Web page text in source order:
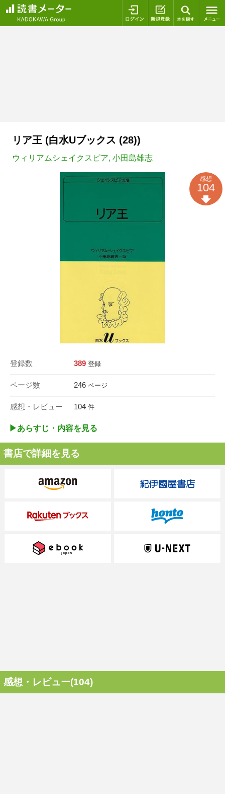
ログイン 新規登録
リア王 (白水Uブックス (28))
ウィリアムシェイクスピア, 小田島雄志
登録数 389 登録
ページ数 246 ページ
感想・レビュー 104 件
感想
104
▶︎あらすじ・内容を見る
書店で詳細を見る
感想・レビュー(104)